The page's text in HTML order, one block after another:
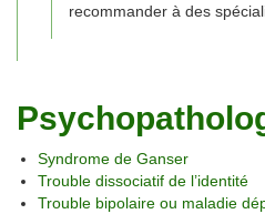
recommander à des
Syndrome de Ganser
Trouble dissociatif de l’identité
Trouble bipolaire ou maladie